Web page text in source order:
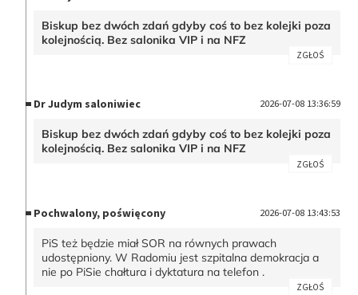
Biskup bez dwóch zdań gdyby coś to bez kolejki poza
kolejnością. Bez salonika VIP i na NFZ
ZGŁOŚ
Dr Judym saloniwiec 2026-07-08 13:36:59
Biskup bez dwóch zdań gdyby coś to bez kolejki poza
kolejnością. Bez salonika VIP i na NFZ
ZGŁOŚ
Pochwalony, poświęcony 2026-07-08 13:43:53
PiS też będzie miał SOR na równych prawach
udostępniony. W Radomiu jest szpitalna demokracja a
nie po PiSie chałtura i dyktatura na telefon .
ZGŁOŚ